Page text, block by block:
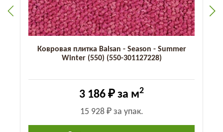
Ковровая плитка Balsan - Season - Summer
Winter (550) (550-301127228)
3 186 ₽ за м2
15 928 ₽за упак.